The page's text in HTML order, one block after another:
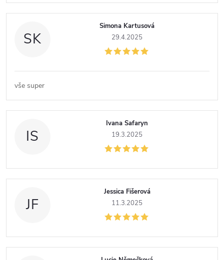
SK
Simona Kartusová
29.4.2025
vše super
IS
Ivana Safaryn
19.3.2025
JF
Jessica Fišerová
11.3.2025